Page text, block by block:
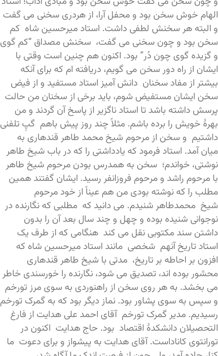
الهام خوش سخن بود و محفل آرا، از هردری سخنی می گفت
و البته هر سخنش لطفی داشت. استاد میرحسین شاه کم
سخن بود و چون سخنی می گفت، سخنش مصداق “کم گوی
و گزیده گوی چون دُر” بود. اکنون هم چنین است وقتی با
ایشان از راه دور سخن می گویم، دریافته ام که برای آنکه
بیشتر از مفاد سخنان دانش آمیز استاد مستفید و از فیض
سخن ایشان مستفیض شوم، باید برخی از سخنان من حالت
پرسش داشته باشد تا استاد ناگزیر از پاسخ آن گردند و من
بهرۀ خویش را برده باشم. مثلاً چند روز پیش باهم گپِ تلفنی
داشتیم و سخن از مرحوم شیخ محمد طاهر قندهاری به
میان آمد. استاد فرمود که یادداشتی را که در باب شیخ طاهر
نوشتی، خواندم؛ سخن به همدرس بودن مرحوم شیخ طاهر
با مرحوم راشد و مرحوم فروزانفر رسید. ایشان گفتند همین
مطلب را که نوشته بودی من هم عیناً از خود مرحوم
شیخ محمدطاهر شنیدم. می دانید که مطلبی که نگارنده در
نوجوانی شنیده بوده و چهل و چند سال بعد آن را بدون
داشتن سند مکتوبی نقل می کند هنگامی که از طرف یک
استاد تاریخ آنهم شخصی مانند استاد میرحسین شاه که
افزون بر احاطه بر تاریخ، مدتی با شیخ طاهر قندهاری
محشور بوده اند، تصدیق می شود، نگارنده را خورسندی خاطر
می بخشد. به هر روی سخن از راهنوردی به سوی مرز تورخم
و سپس به سوی پشاور بود. نماز دیگر بود که به گمرک تورخم
رسیدیم. مدیر گمرک تورخم آقای احمد علی هدایت از فارغ
التحصیلان دانشکدۀ اقتصاد بود. حاج هدایت اکنون در
تورانتوی کاناداست. آقای هدایت به پیشواز و برای دعوت ما